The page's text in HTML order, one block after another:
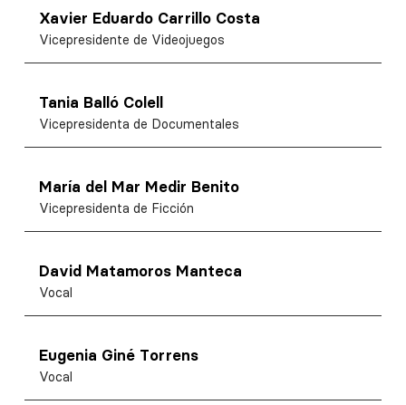
Xavier Eduardo Carrillo Costa
Vicepresidente de Videojuegos
Tania Balló Colell
Vicepresidenta de Documentales
María del Mar Medir Benito
Vicepresidenta de Ficción
David Matamoros Manteca
Vocal
Eugenia Giné Torrens
Vocal